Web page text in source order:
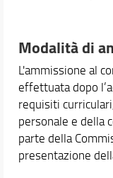
Modalità di
L'ammissione al
effettuata dopo
requisiti
personale e della
parte della
presentazione